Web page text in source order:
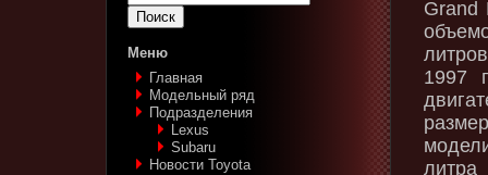
Меню
Главная
Модельный ряд
Подразделения
Lexus‎
Subaru‎
Новости Toyota
Grand
1997
литра